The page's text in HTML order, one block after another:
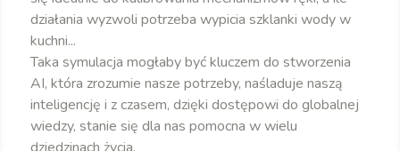
działania wyzwoli potrzeba wypicia szklanki wody w
kuchni...
Taka symulacja mogłaby być kluczem do stworzenia
AI, która zrozumie nasze potrzeby, naśladuje naszą
inteligencję i z czasem, dzięki dostępowi do globalnej
wiedzy, stanie się dla nas pomocna w wielu